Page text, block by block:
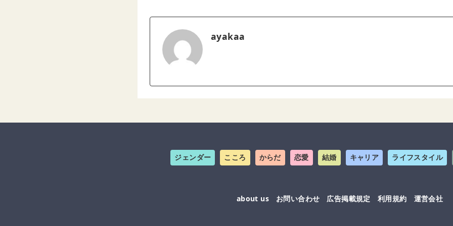
ayakaa
ジェンダー こころ からだ 恋愛 結婚 キャリア ライフスタイル
about us お問い合わせ 広告掲載規定 利用規約 運営会社